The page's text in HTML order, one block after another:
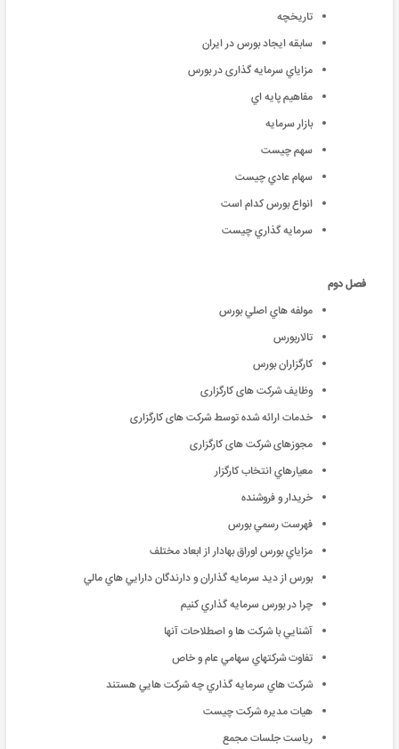
تاريخچه
سابقه ايجاد بورس در ايران
مزاياي سرمایه گذاری در بورس
مفاهيم پايه اي
بازار سرمايه
سهم چيست
سهام عادي چيست
انواع بورس كدام است
سرمايه گذاري چيست
فصل دوم
مولفه هاي اصلي بورس
تالاربورس
كارگزاران بورس
وظایف شرکت های کارگزاری
خدمات ارائه شده توسط شرکت های کارگزاری
مجوزهای شرکت های کارگزاری
معيارهاي انتخاب كارگزار
خريدار و فروشنده
فهرست رسمي بورس
مزاياي بورس اوراق بهادار از ابعاد مختلف
بورس از ديد سرمايه گذاران و دارندگان دارايي هاي مالي
چرا در بورس سرمايه گذاري كنيم
آشنايي با شركت ها و اصطلاحات آنها
تفاوت شركتهاي سهامي عام و خاص
شركت هاي سرمايه گذاري چه شركت هايي هستند
هيات مديره شركت چيست
رياست جلسات مجمع